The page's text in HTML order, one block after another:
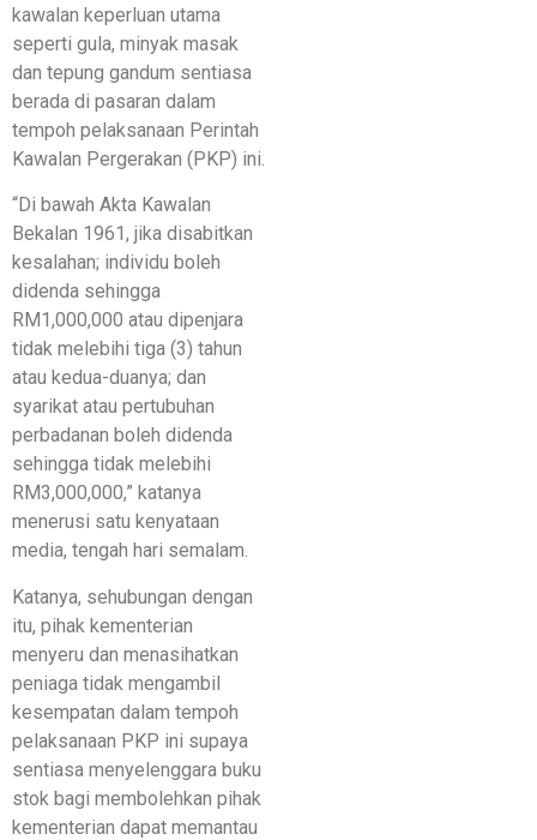
kawalan keperluan utama
seperti gula, minyak masak
dan tepung gandum sentiasa
berada di pasaran dalam
tempoh pelaksanaan Perintah
Kawalan Pergerakan (PKP) ini.
“Di bawah Akta Kawalan
Bekalan 1961, jika disabitkan
kesalahan; individu boleh
didenda sehingga
RM1,000,000 atau dipenjara
tidak melebihi tiga (3) tahun
atau kedua-duanya; dan
syarikat atau pertubuhan
perbadanan boleh didenda
sehingga tidak melebihi
RM3,000,000,” katanya
menerusi satu kenyataan
media, tengah hari semalam.
Katanya, sehubungan dengan
itu, pihak kementerian
menyeru dan menasihatkan
peniaga tidak mengambil
kesempatan dalam tempoh
pelaksanaan PKP ini supaya
sentiasa menyelenggara buku
stok bagi membolehkan pihak
kementerian dapat memantau